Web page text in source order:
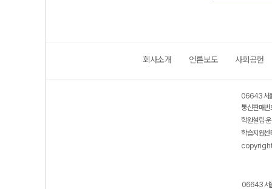
회사소개 언론보도 사회공헌
06643 서
통신판매
학원설립·
학습지원
06643 서